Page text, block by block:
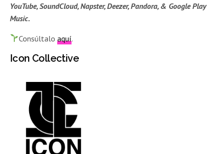
YouTube, SoundCloud, Napster, Deezer, Pandora, & Google Play
Music.
Consúltaloaquí.
Icon Collective